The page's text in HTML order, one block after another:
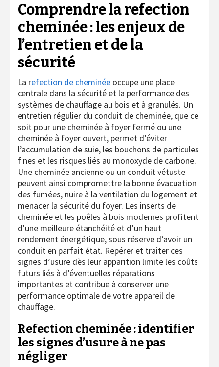
Comprendre la refection
cheminée : les enjeux de
l’entretien et de la
sécurité
La refection de cheminée occupe une place
centrale dans la sécurité et la performance des
systèmes de chauffage au bois et à granulés. Un
entretien régulier du conduit de cheminée, que ce
soit pour une cheminée à foyer fermé ou une
cheminée à foyer ouvert, permet d’éviter
l’accumulation de suie, les bouchons de particules
fines et les risques liés au monoxyde de carbone.
Une cheminée ancienne ou un conduit vétuste
peuvent ainsi compromettre la bonne évacuation
des fumées, nuire à la ventilation du logement et
menacer la sécurité du foyer. Les inserts de
cheminée et les poêles à bois modernes profitent
d’une meilleure étanchéité et d’un haut
rendement énergétique, sous réserve d’avoir un
conduit en parfait état. Repérer et traiter ces
signes d’usure dès leur apparition limite les coûts
futurs liés à d’éventuelles réparations
importantes et contribue à conserver une
performance optimale de votre appareil de
chauffage.
Refection cheminée : identifier
les signes d’usure à ne pas
négliger